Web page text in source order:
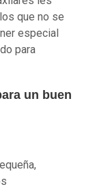
que no se
especial
para
un buen